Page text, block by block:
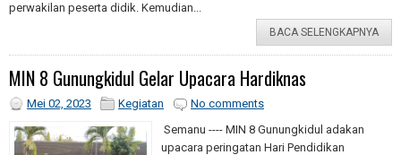
perwakilan peserta didik. Kemudian...
BACA SELENGKAPNYA
MIN 8 Gunungkidul Gelar Upacara Hardiknas
Mei 02, 2023 Kegiatan
No comments
Semanu ---- MIN 8 Gunungkidul adakan
upacara peringatan Hari Pendidikan